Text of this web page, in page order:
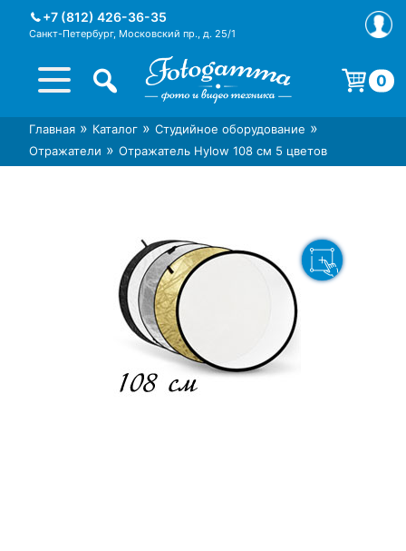
+7 (812) 426-36-35
Санкт-Петербург, Московский пр., д. 25/1
Интернет-магазин фототехники
Foto-Gamma в СПб
Магазин фотоаксессуаров foto-
gamma.ru
0
Корзина пуста.
Главная » Каталог » Студийное оборудование »
Отражатели » Отражатель Hylow 108 см 5 цветов